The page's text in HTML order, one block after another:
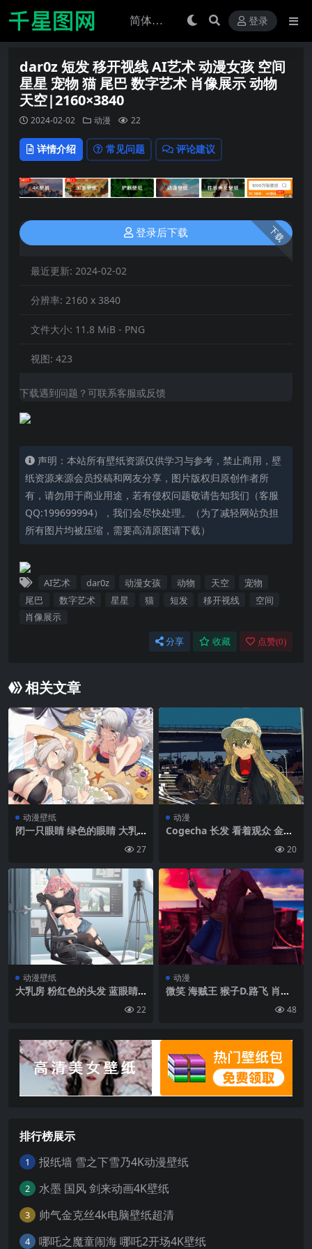
登录
dar0z 短发 移开视线 AI艺术 动漫女孩 空间
星星 宠物 猫 尾巴 数字艺术 肖像展示 动物
天空|2160×3840
2024-02-02 动漫 22
详情介绍 常见问题 评论建议
下载
登录后下载
最近更新: 2024-02-02
分辨率: 2160 x 3840
文件大小: 11.8 MiB - PNG
视图: 423
下载遇到问题？可联系客服或反馈
声明：本站所有壁纸资源仅供学习与参考，禁止商用，壁
纸资源来源会员投稿和网友分享，图片版权归原创作者所
有，请勿用于商业用途，若有侵权问题敬请告知我们（客服
QQ:199699994），我们会尽快处理。（为了减轻网站负担
所有图片均被压缩，需要高清原图请下载）
AI艺术 dar0z 动漫女孩 动物 天空
宠物
尾巴
数字艺术 星星 猫 短发 移开视线
空间
肖像展示
分享 收藏 点赞(0)
相关文章
动漫壁纸
闭一只眼睛 绿色的眼睛 大乳
比基尼 太阳镜 花在头发 银色
巷| 3500 x1969
27
动漫
Cogecha 长发 看着观众 金发
展示 boombox 夹克 香烟 吸20
动漫壁纸
大乳房 粉红色的头发 蓝眼睛
22
动漫
微笑 海贼王 猴子D.路飞 肖像
人字拖 伤疤 旗帜 日落 晚霞 阳
48
排行榜展示
1 报纸墙 雪之下雪乃4K动漫壁纸
2 水墨 国风 剑来动画4K壁纸
3 帅气金克丝4k电脑壁纸超清
4 哪吒之魔童闹海 哪吒2开场4K壁纸